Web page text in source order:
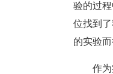
验的过
位找到
的实验
作